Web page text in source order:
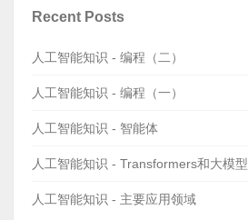
Recent Posts
人工智能知识 - 编程（二）
人工智能知识 - 编程（一）
人工智能知识 - 智能体
人工智能知识 - Transformers和大模型
人工智能知识 - 主要应用领域